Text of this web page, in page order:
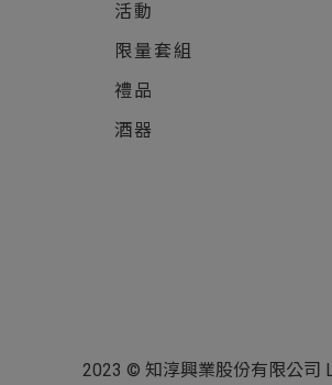
活動
限量套組
禮品
酒器
2023 © 知淳興業股份有限公司